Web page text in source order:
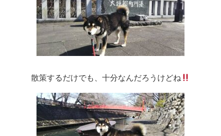
散策するだけでも、十分なんだろうけどね